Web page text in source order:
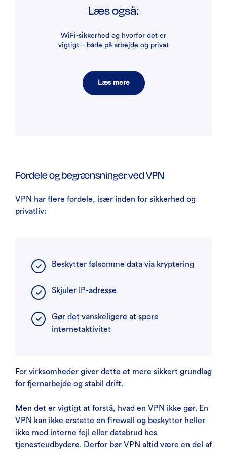
Læs også:
WiFi-sikkerhed og hvorfor det er
vigtigt – både på arbejde og privat
Læs mere
Fordele og begrænsninger ved VPN
VPN har flere fordele, især inden for sikkerhed og
privatliv:
Beskytter følsomme data via kryptering
Skjuler IP-adresse
Gør det vanskeligere at spore
internetaktivitet
For virksomheder giver dette et mere sikkert grundlag
for fjernarbejde og stabil drift.
Men det er vigtigt at forstå, hvad en VPN ikke gør. En
VPN kan ikke erstatte en firewall og beskytter heller
ikke mod interne fejl eller databrud hos
tjenesteudbydere. Derfor bør VPN altid være en del af